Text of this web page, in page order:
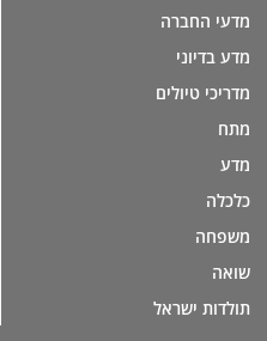
מדעי החברה
מדע בדיוני
מדריכי טיולים
מתח
מדע
כלכלה
משפחה
שואה
תולדות ישראל